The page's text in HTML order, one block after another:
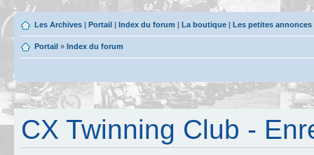
Les Archives | Portail | Index du forum | La boutique | Les petites
Portail » Index du forum
CX Twinning Club -